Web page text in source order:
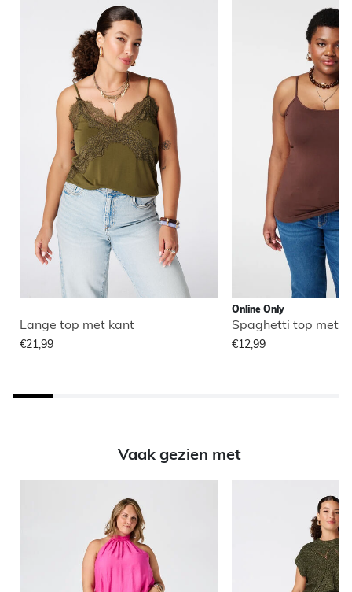
Lange top met kant
€21,99
Online Only
Spaghetti top met
€12,99
Vaak gezien met